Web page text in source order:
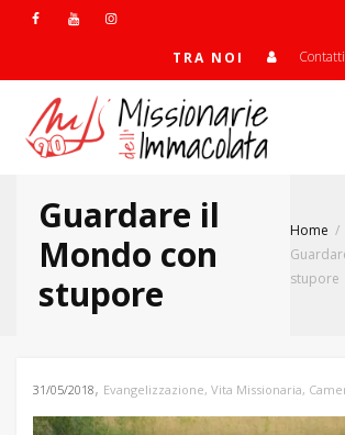
TRA NOI Contatti
Guardare il
Mondo con
stupore
Home
stupore
31/05/2018, Evangelizzazione, Vita Missionaria,